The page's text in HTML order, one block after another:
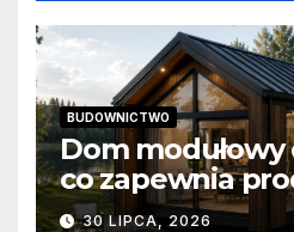
BUDOWNICTWO
Dom modułowy
co zapewnia
domów
30 LIPCA, 2026